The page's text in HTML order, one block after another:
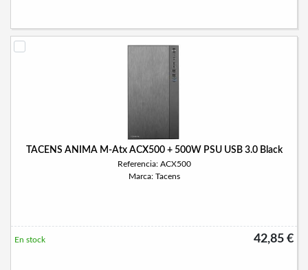
TACENS ANIMA M-Atx ACX500 + 500W PSU USB 3.0 Black
Referencia: ACX500
Marca: Tacens
42,85 €
En stock